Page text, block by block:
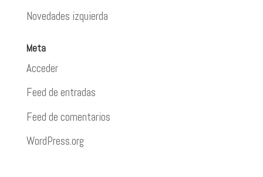
Novedades izquierda
Meta
Acceder
Feed de entradas
Feed de comentarios
WordPress.org